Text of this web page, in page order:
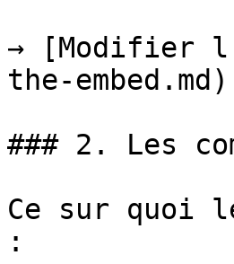
→ [Modifier
the-embed.md)
### 2. Les
Ce sur quoi
: